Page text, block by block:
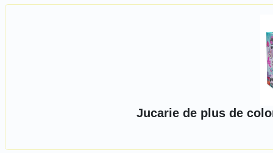
Jucarie de plus de